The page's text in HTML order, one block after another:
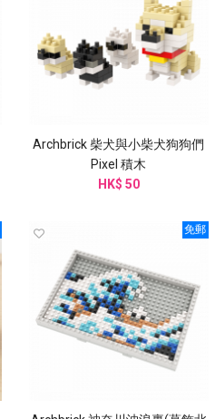
Archbrick 柴犬與小柴犬狗狗們
Pixel 積木
HK$ 50
免郵